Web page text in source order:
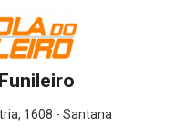
1608 - Santana